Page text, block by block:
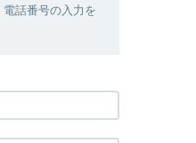
話番号の入力を